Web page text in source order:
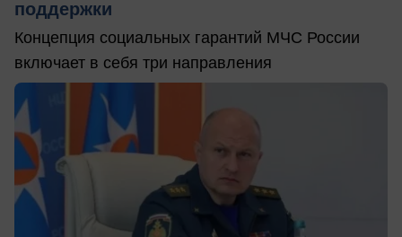
поддержки
Концепция социальных гарантий МЧС России
включает в себя три направления